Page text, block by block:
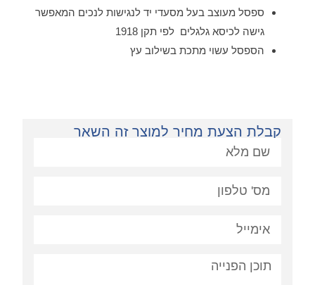
ספסל מעוצב בעל מסעדי יד לנגישות לנכים המאפשר
גישה לכיסא גלגלים לפי תקן 1918
הספסל עשוי מתכת בשילוב עץ
קבלת הצעת מחיר למוצר זה השאר
פניה: